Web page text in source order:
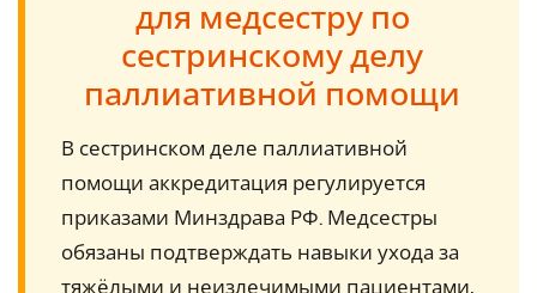
для медсестру по
сестринскому делу
паллиативной помощи
В сестринском деле паллиативной
помощи аккредитация регулируется
приказами Минздрава РФ. Медсестры
обязаны подтверждать навыки ухода за
тяжёлыми и неизлечимыми пациентами,